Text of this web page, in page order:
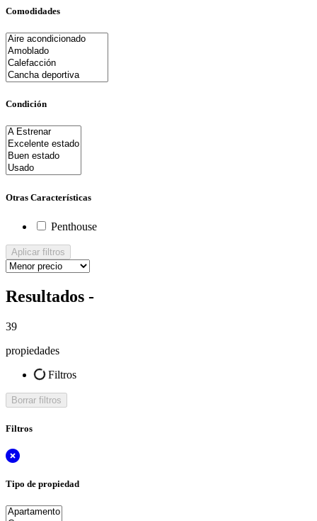
Comodidades
Condición
Otras Características
Penthouse
Aplicar filtros
Resultados -
39
propiedades
Filtros
Borrar filtros
Filtros
Tipo de propiedad